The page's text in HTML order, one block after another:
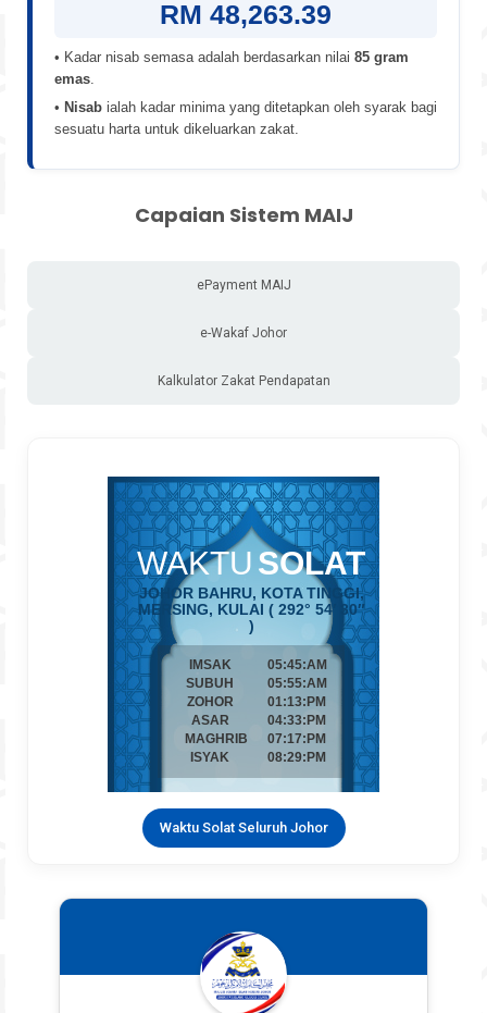
RM 48,263.39
• Kadar nisab semasa adalah berdasarkan nilai 85 gram
emas
• Nisab ialah kadar minima yang ditetapkan oleh syarak bagi
sesuatu harta untuk dikeluarkan zakat.
Capaian Sistem MAIJ
ePayment MAIJ
e-Wakaf Johor
Kalkulator Zakat Pendapatan
Waktu Solat Seluruh Johor